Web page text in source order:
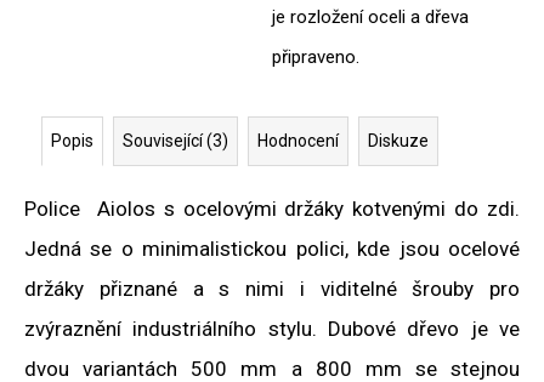
je rozložení oceli a dřeva
připraveno.
Popis Související (3) Hodnocení Diskuze
Police Aiolos s ocelovými držáky kotvenými do zdi.
Jedná se o minimalistickou polici, kde jsou ocelové
držáky přiznané a s nimi i viditelné šrouby pro
zvýraznění industriálního stylu. Dubové dřevo je ve
dvou variantách 500 mm a 800 mm se stejnou